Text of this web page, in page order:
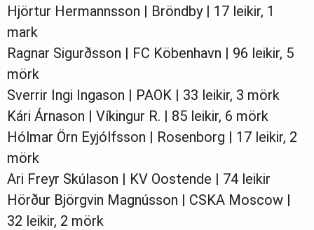
Hjörtur Hermannsson | Bröndby | 17 leikir, 1
mark
Ragnar Sigurðsson | FC Köbenhavn | 96 leikir, 5
mörk
Sverrir Ingi Ingason | PAOK | 33 leikir, 3 mörk
Kári Árnason | Víkingur R. | 85 leikir, 6 mörk
Hólmar Örn Eyjólfsson | Rosenborg | 17 leikir, 2
mörk
Ari Freyr Skúlason | KV Oostende | 74 leikir
Hörður Björgvin Magnússon | CSKA Moscow |
32 leikir, 2 mörk